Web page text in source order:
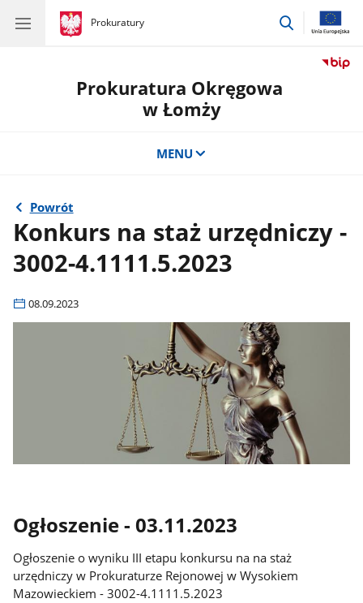
gov.pl
Prokuratury
gov.pl
Prokuratury
przejdź
Prokuratura Okręgowa
w Łomży
MENU
Powrót
Konkurs na staż urzędniczy -
3002-4.1111.5.2023
08.09.2023
Ogłoszenie - 03.11.2023
Ogłoszenie o wyniku III etapu konkursu na na staż
urzędniczy w Prokuraturze Rejonowej w Wysokiem
Mazowieckiem - 3002-4.1111.5.2023